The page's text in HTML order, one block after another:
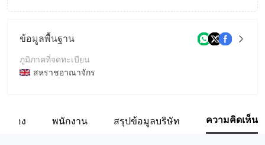
ข้อมูลพื้นฐาน
ภูมิภาคที่จดทะเบียน
สหราชอาณาจักร
ชื่อบริษัท
วข้อง พนักงาน สรุปข้อมูลบริษัท ความคิดเห็น